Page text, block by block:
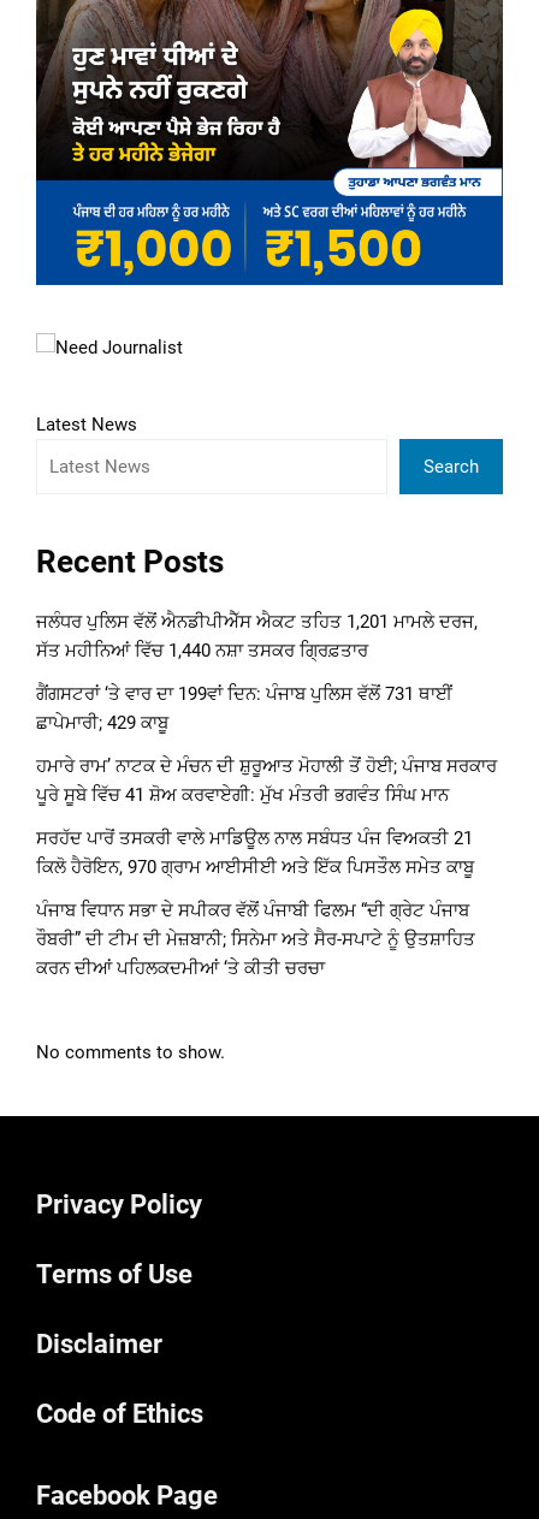
Latest News
Search
Recent Posts
ਜਲੰਧਰ ਪੁਲਿਸ ਵੱਲੋਂ ਐਨਡੀਪੀਐੱਸ ਐਕਟ ਤਹਿਤ 1,201 ਮਾਮਲੇ ਦਰਜ,
ਸੱਤ ਮਹੀਨਿਆਂ ਵਿੱਚ 1,440 ਨਸ਼ਾ ਤਸਕਰ ਗ੍ਰਿਫ਼ਤਾਰ
ਗੈਂਗਸਟਰਾਂ ‘ਤੇ ਵਾਰ ਦਾ 199ਵਾਂ ਦਿਨ: ਪੰਜਾਬ ਪੁਲਿਸ ਵੱਲੋਂ 731 ਥਾਈਂ
ਛਾਪੇਮਾਰੀ; 429 ਕਾਬੂ
ਹਮਾਰੇ ਰਾਮ’ ਨਾਟਕ ਦੇ ਮੰਚਨ ਦੀ ਸ਼ੁਰੂਆਤ ਮੋਹਾਲੀ ਤੋਂ ਹੋਈ; ਪੰਜਾਬ ਸਰਕਾਰ
ਪੂਰੇ ਸੂਬੇ ਵਿੱਚ 41 ਸ਼ੋਅ ਕਰਵਾਏਗੀ: ਮੁੱਖ ਮੰਤਰੀ ਭਗਵੰਤ ਸਿੰਘ ਮਾਨ
ਸਰਹੱਦ ਪਾਰੋਂ ਤਸਕਰੀ ਵਾਲੇ ਮਾਡਿਊਲ ਨਾਲ ਸਬੰਧਤ ਪੰਜ ਵਿਅਕਤੀ 21
ਕਿਲੋ ਹੈਰੋਇਨ, 970 ਗ੍ਰਾਮ ਆਈਸੀਈ ਅਤੇ ਇੱਕ ਪਿਸਤੌਲ ਸਮੇਤ ਕਾਬੂ
ਪੰਜਾਬ ਵਿਧਾਨ ਸਭਾ ਦੇ ਸਪੀਕਰ ਵੱਲੋਂ ਪੰਜਾਬੀ ਫਿਲਮ “ਦੀ ਗ੍ਰੇਟ ਪੰਜਾਬ
ਰੌਬਰੀ” ਦੀ ਟੀਮ ਦੀ ਮੇਜ਼ਬਾਨੀ; ਸਿਨੇਮਾ ਅਤੇ ਸੈਰ-ਸਪਾਟੇ ਨੂੰ ਉਤਸ਼ਾਹਿਤ
ਕਰਨ ਦੀਆਂ ਪਹਿਲਕਦਮੀਆਂ ‘ਤੇ ਕੀਤੀ ਚਰਚਾ
No comments to show.
Privacy Policy
Terms of Use
Disclaimer
Code of Ethics
Facebook Page